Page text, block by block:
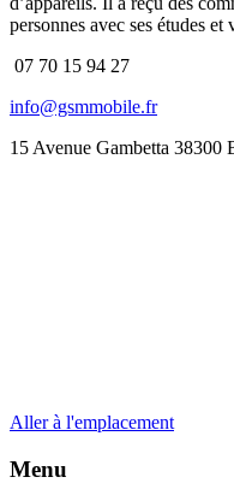
personnes avec ses études et
07 70 15 94 27
info@gsmmobile.fr
15 Avenue Gambetta 38300
Aller à l'emplacement
Menu